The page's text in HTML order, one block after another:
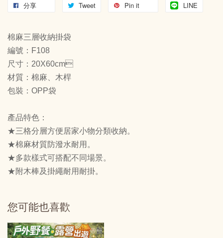
分享 Tweet Pin it LINE
棉麻三層收納掛袋
編號：F108
尺寸：20X60cm
材質：棉麻、木桿
包裝：OPP袋
產品特色：
★三格分層方便居家小物分類收納。
★棉麻材質防潑水耐用。
★多款樣式可搭配不同場景。
★附木棒及掛繩耐用耐掛。
您可能也喜歡